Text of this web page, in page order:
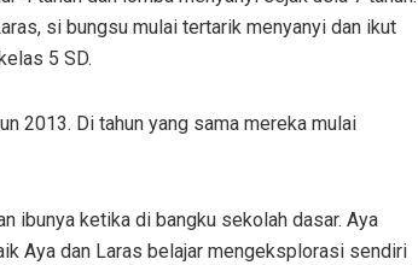
si bungsu mulai tertarik menyanyi dan ikut
5 SD.
2013. Di tahun yang sama mereka mulai
ibunya ketika di bangku sekolah dasar. Aya
Aya dan Laras belajar mengeksplorasi sendiri